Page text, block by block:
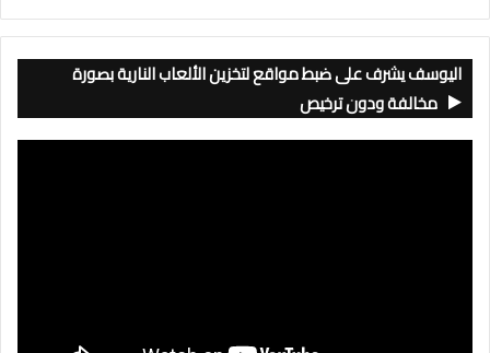
اليوسف يشرف على ضبط مواقع لتخزين الألعاب النارية بصورة
مخالفة ودون ترخيص